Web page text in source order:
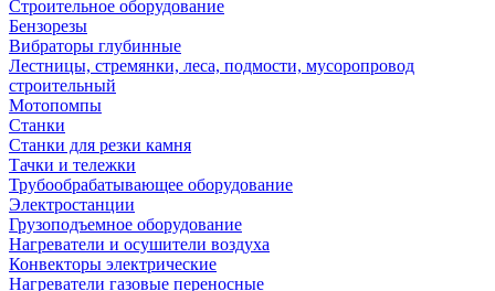
Строительное оборудование
Бензорезы
Вибраторы глубинные
Лестницы, стремянки, леса, подмости, мусоропровод
строительный
Мотопомпы
Станки
Станки для резки камня
Тачки и тележки
Трубообрабатывающее оборудование
Электростанции
Грузоподъемное оборудование
Нагреватели и осушители воздуха
Конвекторы электрические
Нагреватели газовые переносные